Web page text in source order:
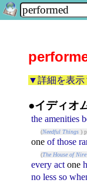
▼詳細を表
●イディオ
the amenities
(Needful Things)
one of those
(The House of Nire
every actone
no less so